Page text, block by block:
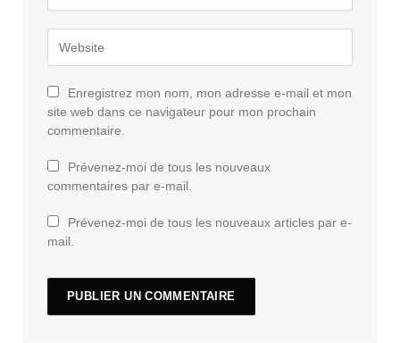
Enregistrez mon nom, mon adresse e-mail et mon
site web dans ce navigateur pour mon prochain
commentaire.
Prévenez-moi de tous les nouveaux
commentaires par e-mail.
Prévenez-moi de tous les nouveaux articles par e-
mail.